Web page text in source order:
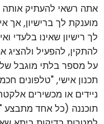
אתה רשאי להעתיק אותה
מוענקת לך ברישיון, אך
לך רישיון שאינו בלעדי
להתקין, להפעיל
על מספר בלתי מוגבל
תכנון אישי, "טלפונים
ניידים או מכשירים
תוכננה (כל אחד מתבצע